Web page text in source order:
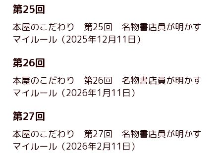
第25回
本屋のこだわり 第25回 名物書店員が明かす
マイルール （2025年12月11日）
第26回
本屋のこだわり 第26回 名物書店員が明かす
マイルール （2026年1月11日）
第27回
本屋のこだわり 第27回 名物書店員が明かす
マイルール （2026年2月11日）